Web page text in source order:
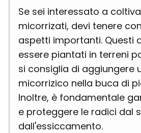
Se sei interessato a
micorrizati, devi tenere
aspetti importanti. Questi
essere piantati in terreni
si consiglia di aggiungere
micorrizico nella buca di
Inoltre, è fondamentale
e proteggere le radici dal
dall'essiccamento.